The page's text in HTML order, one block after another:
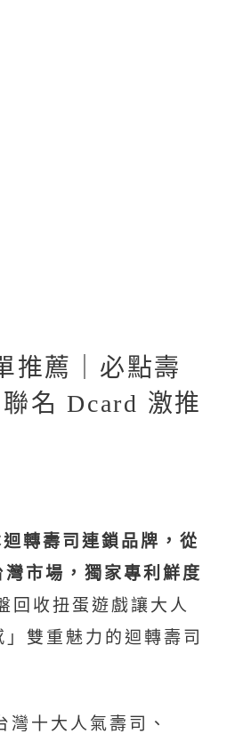
推薦｜必點壽
名 Dcard 激推
轉壽司連鎖品牌，從
市場，獨家專利 鮮度
回收扭蛋遊戲讓大人
雙重魅力的迴轉壽司
灣十大人氣壽司、